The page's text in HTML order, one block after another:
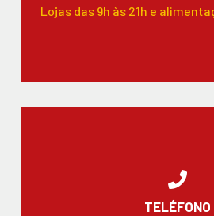
Lojas das 9h às 21h e
TELÉFONO